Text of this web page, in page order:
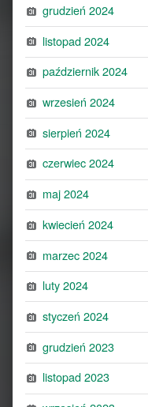
grudzień 2024
listopad 2024
październik 2024
wrzesień 2024
sierpień 2024
czerwiec 2024
maj 2024
kwiecień 2024
marzec 2024
luty 2024
styczeń 2024
grudzień 2023
listopad 2023